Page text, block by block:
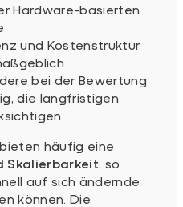
Hardware-basierten
und Kostenstruktur
bei der Bewertung
die langfristigen
häufig eine
Skalierbarkeit, so
auf sich ändernde
können. Die